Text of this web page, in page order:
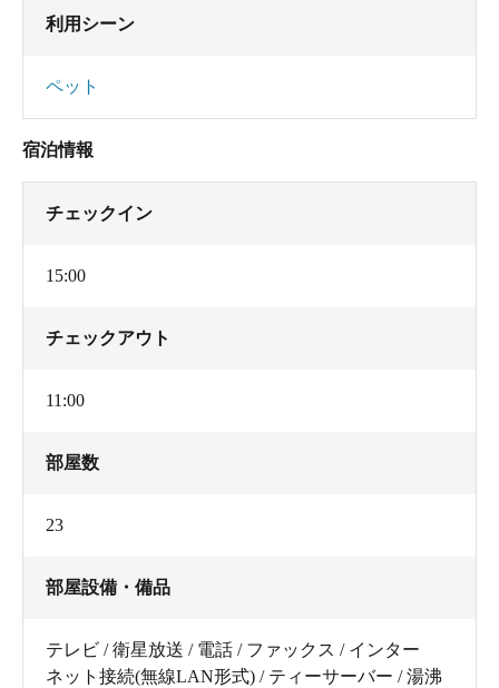
利用シーン
ペット
宿泊情報
チェックイン
15:00
チェックアウト
11:00
部屋数
23
部屋設備・備品
テレビ / 衛星放送 / 電話 / ファックス / インター
ネット接続(無線LAN形式) / ティーサーバー / 湯沸